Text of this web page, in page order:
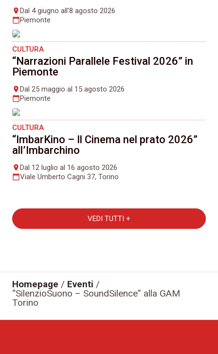
placeDal 4 giugno all’8 agosto 2026
calendar_todayPiemonte
CULTURA
“Narrazioni Parallele Festival 2026” in
Piemonte
placeDal 25 maggio al 15 agosto 2026
calendar_todayPiemonte
CULTURA
“ImbarKino – Il Cinema nel prato 2026”
all’Imbarchino
placeDal 12 luglio al 16 agosto 2026
calendar_todayViale Umberto Cagni 37, Torino
VEDI TUTTI +
Homepage / Eventi /
“SilenzioSuono – SoundSilence” alla GAM
Torino